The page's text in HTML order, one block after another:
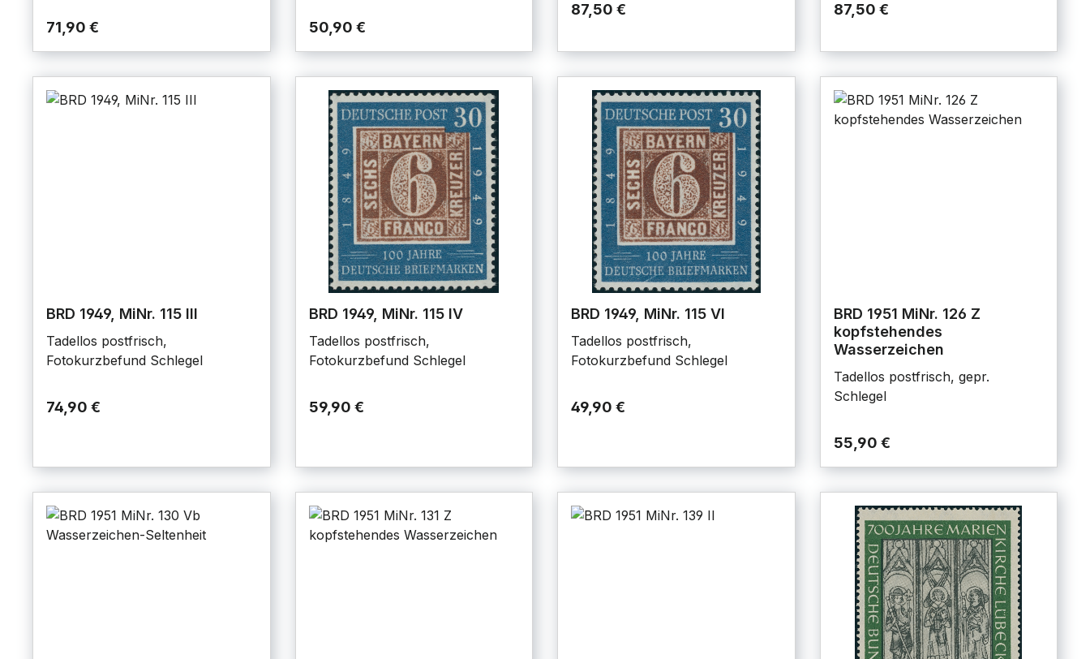
71,90 € 50,90 €
87,50 € 87,50 €
BRD 1949, MiNr. 115 III
Tadellos postfrisch,
Fotokurzbefund Schlegel
74,90 €
BRD 1949, MiNr. 115 IV
Tadellos postfrisch,
Fotokurzbefund Schlegel
59,90 €
BRD 1949, MiNr. 115 VI
Tadellos postfrisch,
Fotokurzbefund Schlegel
49,90 €
BRD 1951 MiNr. 126 Z
kopfstehendes
Wasserzeichen
Tadellos postfrisch, gepr.
Schlegel
55,90 €